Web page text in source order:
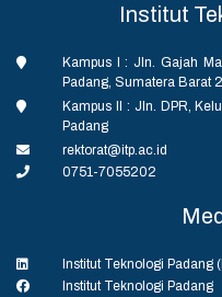
Institut
Kampus I : Jln. Gajah
Padang, Sumatera Barat
Kampus II : Jln. DPR,
Padang
rektorat@itp.ac.id
0751-7055202
Institut Teknologi Padang
Institut Teknologi Padang